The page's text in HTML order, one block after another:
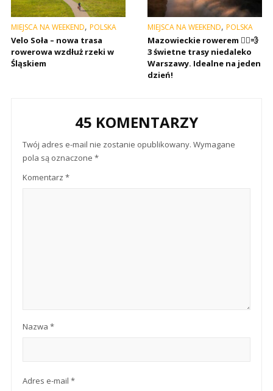
MIEJSCA NA WEEKEND, POLSKA
Velo Soła – nowa trasa
rowerowa wzdłuż rzeki w
Śląskiem
MIEJSCA NA WEEKEND, POLSKA
Mazowieckie rowerem 🚴‍♂️💨
3 świetne trasy niedaleko
Warszawy. Idealne na jeden
dzień!
45 KOMENTARZY
Twój adres e-mail nie zostanie opublikowany. Wymagane
pola są oznaczone *
Komentarz *
Nazwa *
Adres e-mail *